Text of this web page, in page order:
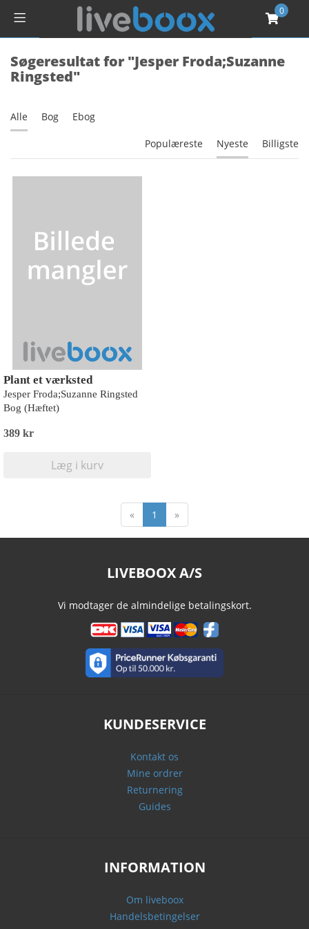
0
Søgeresultat for "Jesper Froda;Suzanne
Ringsted"
Alle Bog Ebog
Populæreste Nyeste Billigste
Plant et værksted
Jesper Froda;Suzanne Ringsted
Bog (Hæftet)
389 kr
Læg i kurv
« 1 »
LIVEBOOX A/S
Vi modtager de almindelige betalingskort.
KUNDESERVICE
Kontakt os
Mine ordrer
Returnering
Guides
INFORMATION
Om liveboox
Handelsbetingelser